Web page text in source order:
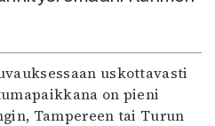
uskottavasti
on pieni
Tampereen tai Turun